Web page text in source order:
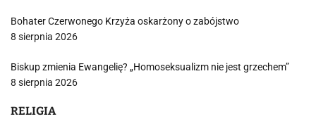
Bohater Czerwonego Krzyża oskarżony o zabójstwo
8 sierpnia 2026
Biskup zmienia Ewangelię? „Homoseksualizm nie jest grzechem”
8 sierpnia 2026
RELIGIA